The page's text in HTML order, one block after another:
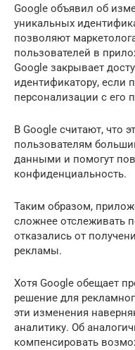
Google объявил об
уникальных
позволяют
пользователей в
Google закрывает
идентификатору, если
персонализации с его
В Google считают, что
пользователям
данными и помогут
конфиденциальность.
Таким образом,
сложнее отслеживать
отказались от
рекламы.
Хотя Google обещает
решение для
эти изменения
аналитику. Об
компенсировать